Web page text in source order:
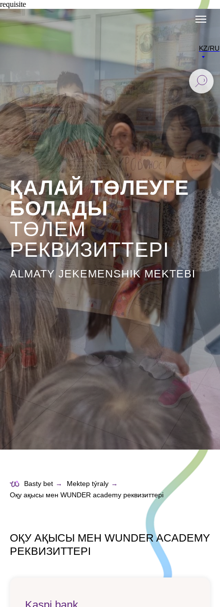
requisite
KZ/RU
ҚАЛАЙ ТӨЛЕУГЕ
БОЛАДЫ
ТӨЛЕМ
РЕКВИЗИТТЕРІ
ALMATY JEKEMENSHIK MEKTEBI
Basty bet → Mektep týraly →
Оқу ақысы мен WUNDER academy реквизиттері
ОҚУ АҚЫСЫ МЕН WUNDER ACADEMY
РЕКВИЗИТТЕРІ